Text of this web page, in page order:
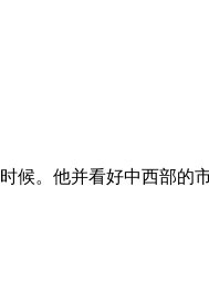
候。他并看好中西部